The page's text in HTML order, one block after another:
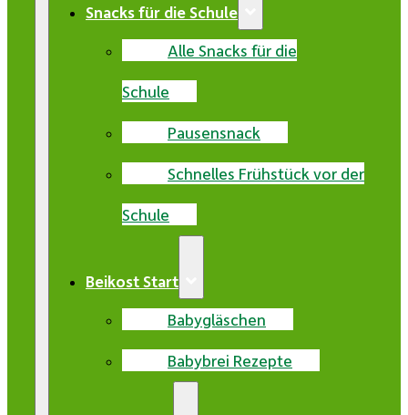
Snacks für die Schule
Alle Snacks für die
Schule
Pausensnack
Schnelles Frühstück vor der
Schule
Beikost Start
Babygläschen
Babybrei Rezepte